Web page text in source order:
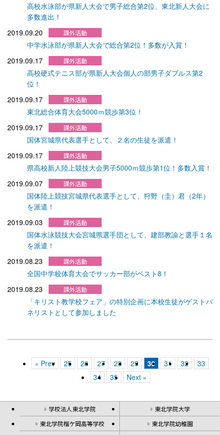
高校水泳部が県新人大会で男子総合第2位、東北新人大会に
多数進出！
2019.09.20
中学水泳部が県新人大会で総合第2位！多数が入賞！
2019.09.17
高校硬式テニス部が県新人大会個人の部男子ダブルス第2
位！
2019.09.17
東北総合体育大会5000ｍ競歩第3位！
2019.09.17
国体宮城県代表選手として、２名の生徒を派遣！
2019.09.17
県高校新人陸上競技大会男子5000ｍ競歩第1位！多数入賞！
2019.09.07
国体陸上競技宮城県代表選手として、狩野（圭）君（2年）
を派遣！
2019.09.03
国体水泳競技大会宮城県選手団として、建部教諭と選手１名
を派遣！
2019.08.23
全国中学校体育大会でサッカー部がベスト8！
2019.08.23
「キリスト教学校フェア」の特別企画に本校生徒がゲストパ
ネリストとして参加しました
« Prev 25 26 27 28 29 30 31 32
33
34
35 Next »
学校法人東北学院
東北学院大学
東北学院榴ケ岡高等学校
東北学院幼稚園